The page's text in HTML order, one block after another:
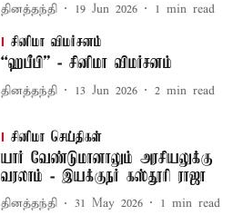
தினத்தந்தி 19 Jun 2026 1 min read
சினிமா விமர்சனம்
“ஹபீபி” - சினிமா விமர்சனம்
தினத்தந்தி 13 Jun 2026 2 min read
சினிமா செய்திகள்
யார் வேண்டுமானாலும் அரசியலுக்கு
வரலாம் - இயக்குநர் கஸ்தூரி ராஜா
தினத்தந்தி 31 May 2026 1 min read